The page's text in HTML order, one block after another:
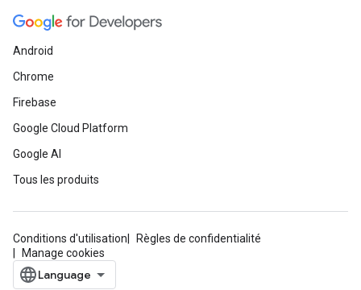
Android
Chrome
Firebase
Google Cloud Platform
Google AI
Tous les produits
Conditions d'utilisation
Règles de confidentialité
Manage cookies